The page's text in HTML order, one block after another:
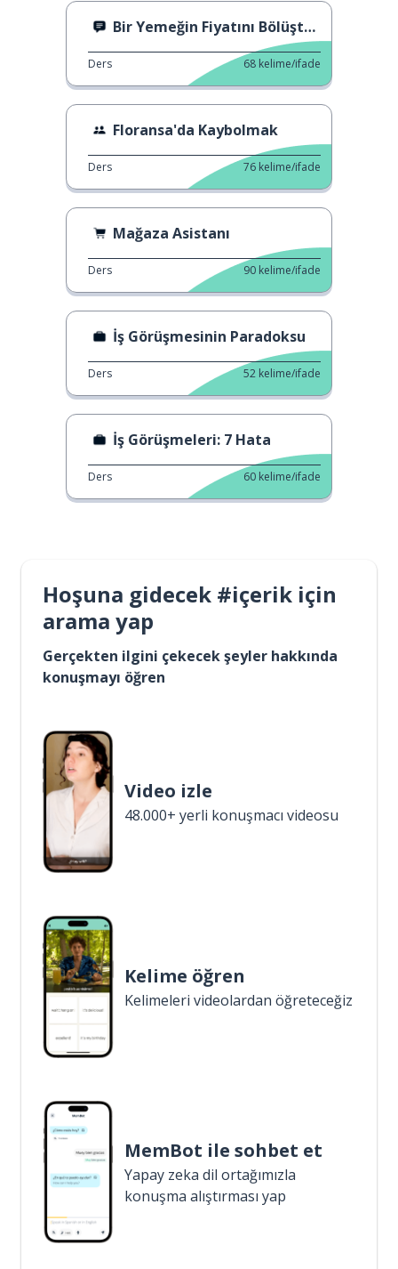
Bir Yemeğin Fiyatını Bölüştürmek
Ders 68 kelime/ifade
Floransa'da Kaybolmak
Ders 76 kelime/ifade
Mağaza Asistanı
Ders 90 kelime/ifade
İş Görüşmesinin Paradoksu
Ders 52 kelime/ifade
İş Görüşmeleri: 7 Hata
Ders 60 kelime/ifade
Hoşuna gidecek #içerik için
arama yap
Gerçekten ilgini çekecek şeyler hakkında
konuşmayı öğren
Video izle
48.000+ yerli konuşmacı videosu
Kelime öğren
Kelimeleri videolardan öğreteceğiz
MemBot ile sohbet et
Yapay zeka dil ortağımızla
konuşma alıştırması yap